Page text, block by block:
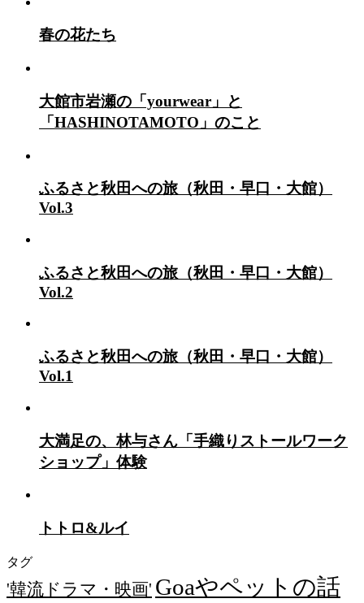
春の花たち
大館市岩瀬の「yourwear」と
「HASHINOTAMOTO」のこと
ふるさと秋田への旅（秋田・早口・大館）
Vol.3
ふるさと秋田への旅（秋田・早口・大館）
Vol.2
ふるさと秋田への旅（秋田・早口・大館）
Vol.1
大満足の、林与さん「手織りストールワーク
ショップ」体験
トトロ&ルイ
タグ
'韓流ドラマ・映画' Goaやペットの話